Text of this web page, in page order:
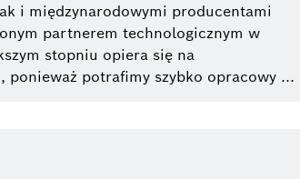
i międzynarodowymi producentami
partnerem technologicznym w
stopniu opiera się na
potrafimy szybko opracowy ...